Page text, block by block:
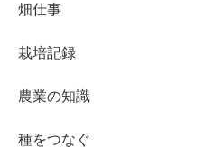
畑仕事
栽培記録
農業の知識
種をつなぐ